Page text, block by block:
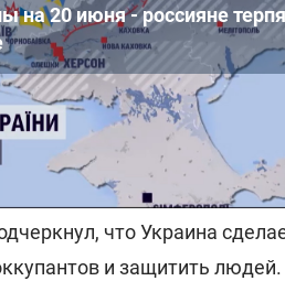
на 20 июня - россияне
Владимир Зеленский
армия собирает силы для
области.
что Украина
и защитить людей.